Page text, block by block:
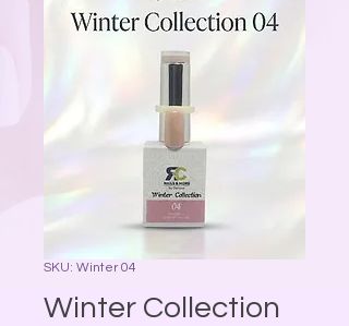
SKU: Winter 04
Winter Collection